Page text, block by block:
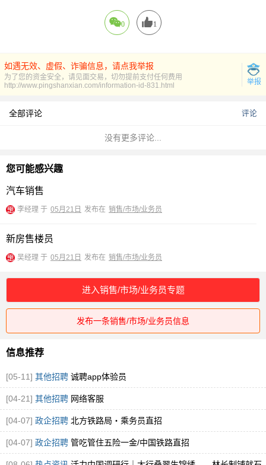
0 1
如遇无效、虚假、诈骗信息，请点我举报
为了您的资金安全，请见面交易，切勿提前支付任何费用
举报
http://www.pingshanxian.com/information-id-831.html
全部评论 评论
没有更多评论...
您可能感兴趣
汽车销售
李经理 于 05月21日 发布在 销售/市场/业务员
新房售楼员
吴经理 于 05月21日 发布在 销售/市场/业务员
进入销售/市场/业务员专题
发布一条销售/市场/业务员信息
信息推荐
[05-11] 其他招聘 诚聘app体验员
[04-21] 其他招聘 网络客服
[04-07] 政企招聘 北方铁路局・乘务员直招
[04-07] 政企招聘 管吃管住五险一金/中国铁路直招